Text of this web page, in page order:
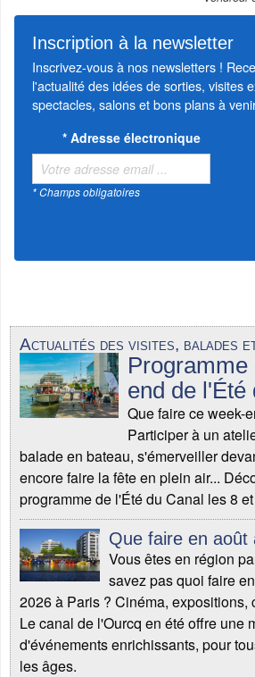
Inscription à la newsletter
Inscrivez-vous à nos newsletters !
l'actualité des idées de sorties, visites
spectacles, salons et bons plans à
* Adresse électronique
* Champs obligatoires
Actualités des visites, balades
Programme
end de l'Été
Que faire ce week-
Participer à un
balade en bateau, s'émerveiller
encore faire la fête en plein air...
programme de l'Été du Canal les 8
Que faire en août
Vous êtes en région
savez pas quoi faire
2026 à Paris ? Cinéma, expositions,
Le canal de l'Ourcq en été offre une
d'événements enrichissants, pour
les âges.